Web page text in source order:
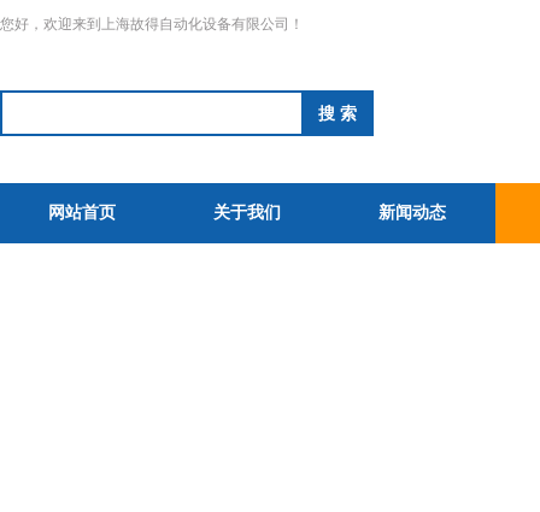
您好，欢迎来到上海故得自动化设备有限公司！
网站首页 关于我们 新闻动态